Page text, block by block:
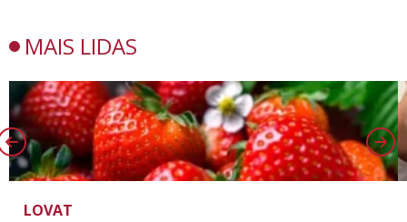
MAIS LIDAS
LOVAT